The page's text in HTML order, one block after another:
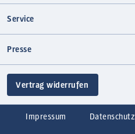
Service
Presse
Vertrag widerrufen
Impressum Datenschutz